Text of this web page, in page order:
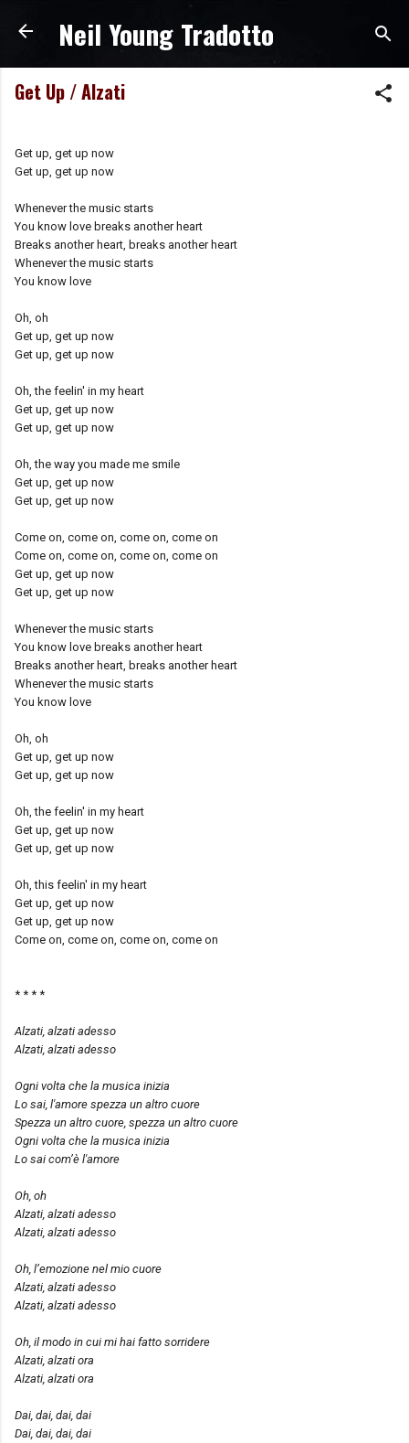
Passa ai contenuti principali
Neil Young Tradotto
Get Up / Alzati
Get up, get up now
Get up, get up now
Whenever the music starts
You know love breaks another heart
Breaks another heart, breaks another heart
Whenever the music starts
You know love
Oh, oh
Get up, get up now
Get up, get up now
Oh, the feelin' in my heart
Get up, get up now
Get up, get up now
Oh, the way you made me smile
Get up, get up now
Get up, get up now
Come on, come on, come on, come on
Come on, come on, come on, come on
Get up, get up now
Get up, get up now
Whenever the music starts
You know love breaks another heart
Breaks another heart, breaks another heart
Whenever the music starts
You know love
Oh, oh
Get up, get up now
Get up, get up now
Oh, the feelin' in my heart
Get up, get up now
Get up, get up now
Oh, this feelin' in my heart
Get up, get up now
Get up, get up now
Come on, come on, come on, come on
* * * *
Alzati, alzati adesso
Alzati, alzati adesso
Ogni volta che la musica inizia
Lo sai, l'amore spezza un altro cuore
Spezza un altro cuore, spezza un altro cuore
Ogni volta che la musica inizia
Lo sai com’è l'amore
Oh, oh
Alzati, alzati adesso
Alzati, alzati adesso
Oh, l’emozione nel mio cuore
Alzati, alzati adesso
Alzati, alzati adesso
Oh, il modo in cui mi hai fatto sorridere
Alzati, alzati ora
Alzati, alzati ora
Dai, dai, dai, dai
Dai, dai, dai, dai